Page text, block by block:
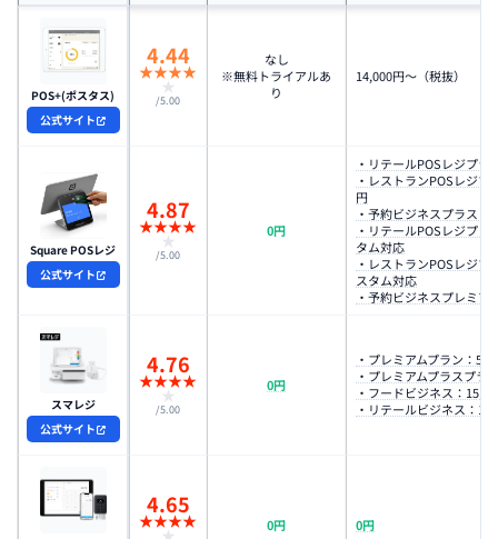
POS+(ポスタス)
公式サイト
4.44
★★★★
★
/5.00
なし
※無料トライアルあ
り
14,000円〜（税抜）
Square POSレジ
公式サイト
4.87
★★★★
★
/5.00
0円
・リテールPOSレジプラ
・レストランPOSレジプ
円
・予約ビジネスプラス：
・リテールPOSレジプレ
タム対応
・レストランPOSレジプ
スタム対応
・予約ビジネスプレミア
スマレジ
公式サイト
4.76
★★★★
★
/5.00
0円
・プレミアムプラン：
・プレミアムプラスプラ
・フードビジネス：
・リテールビジネス：
4.65
★★★★
★ 0円 0円